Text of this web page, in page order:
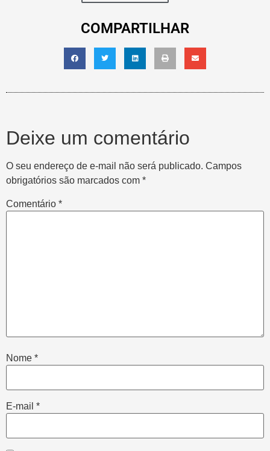
COMPARTILHAR
Deixe um comentário
O seu endereço de e-mail não será publicado. Campos
obrigatórios são marcados com *
Comentário *
Nome *
E-mail *